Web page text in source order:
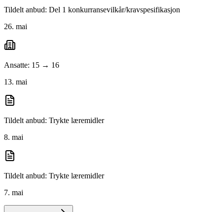
Tildelt anbud: Del 1 konkurransevilkår/kravspesifikasjon
26. mai
Ansatte: 15 → 16
13. mai
Tildelt anbud: Trykte læremidler
8. mai
Tildelt anbud: Trykte læremidler
7. mai